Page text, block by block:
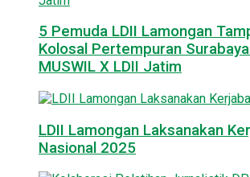
5 Pemuda LDII Lamongan
Kolosal Pertempuran
MUSWIL X LDII Jatim
LDII Lamongan Laksanakan
Nasional 2025